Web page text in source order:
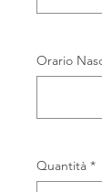
Orario
Quantità *